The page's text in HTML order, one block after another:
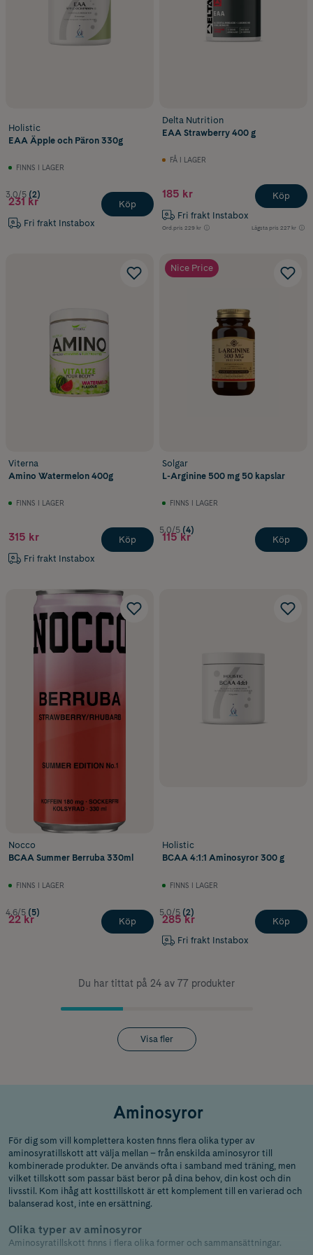
Holistic
EAA Äpple och Päron 330g
FINNS I LAGER
3.0/5 (2)
231 kr
Fri frakt Instabox
Köp
Delta Nutrition
EAA Strawberry 400 g
FÅ I LAGER
185 kr
Fri frakt Instabox
Ord.pris 229 kr Lägsta pris 227 kr
Köp
Viterna
Amino Watermelon 400g
FINNS I LAGER
315 kr
Fri frakt Instabox
Köp
Nice Price
Solgar
L-Arginine 500 mg 50 kapslar
FINNS I LAGER
5.0/5 (4)
115 kr Köp
Nocco
BCAA Summer Berruba 330ml
FINNS I LAGER
4.6/5 (5)
22 kr Köp
Holistic
BCAA 4:1:1 Aminosyror 300 g
FINNS I LAGER
5.0/5 (2)
285 kr
Fri frakt Instabox
Köp
Du har tittat på 24 av 77 produkter
Visa fler
Aminosyror
För dig som vill komplettera kosten finns flera olika typer av
aminosyratillskott att välja mellan – från enskilda aminosyror till
kombinerade produkter. De används ofta i samband med träning, men
vilket tillskott som passar bäst beror på dina behov, din kost och din
livsstil. Kom ihåg att kosttillskott är ett komplement till en varierad och
balanserad kost, inte en ersättning.
Olika typer av aminosyror
Aminosyratillskott finns i flera olika former och sammansättningar.